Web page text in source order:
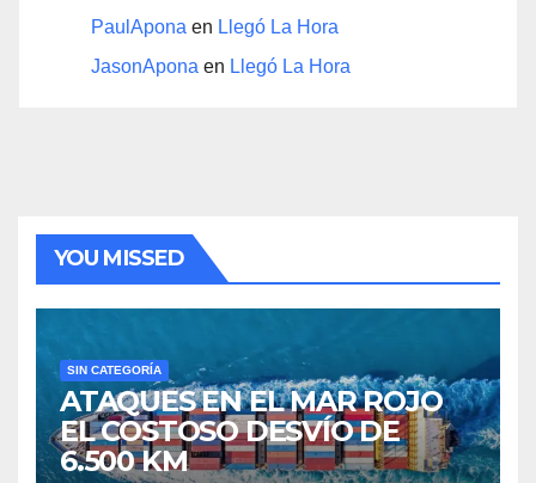
PaulApona en Llegó La Hora
JasonApona en Llegó La Hora
YOU MISSED
SIN CATEGORÍA
ATAQUES EN EL MAR ROJO
EL COSTOSO DESVÍO DE
6.500 KM